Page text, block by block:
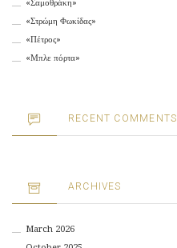
«Σαμοθράκη»
«Στρώμη Φωκίδας»
«Πέτρος»
«Μπλε πόρτα»
RECENT COMMENTS
ARCHIVES
March 2026